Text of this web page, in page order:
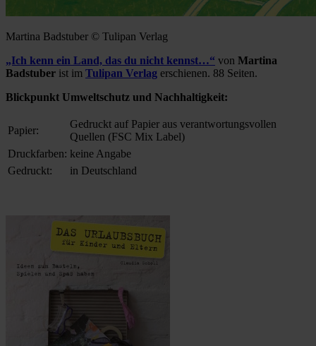
Martina Badstuber © Tulipan Verlag
„Ich kenn ein Land, das du nicht kennst…“ von Martina
Badstuber ist im Tulipan Verlag erschienen. 88 Seiten.
Blickpunkt Umweltschutz und Nachhaltigkeit:
Papier:
Gedruckt auf Papier aus verantwortungsvollen
Quellen (FSC Mix Label)
Druckfarben: keine Angabe
Gedruckt:
in Deutschland